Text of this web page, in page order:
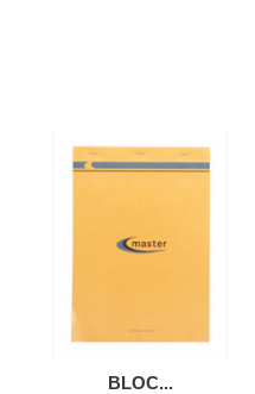
BLOC...